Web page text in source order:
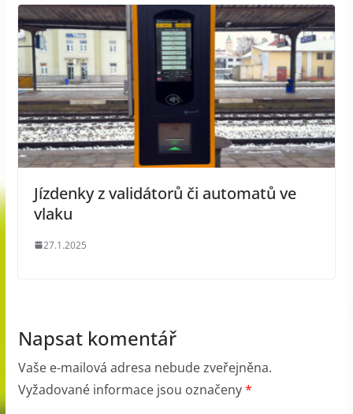
Jízdenky z validátorů či automatů ve
vlaku
27.1.2025
Napsat komentář
Vaše e-mailová adresa nebude zveřejněna.
Vyžadované informace jsou označeny*